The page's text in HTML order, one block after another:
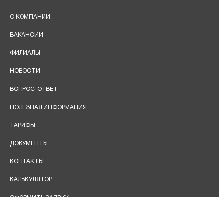
О КОМПАНИИ
ВАКАНСИИ
ФИЛИАЛЫ
НОВОСТИ
ВОПРОС-ОТВЕТ
ПОЛЕЗНАЯ ИНФОРМАЦИЯ
ТАРИФЫ
ДОКУМЕНТЫ
КОНТАКТЫ
КАЛЬКУЛЯТОР